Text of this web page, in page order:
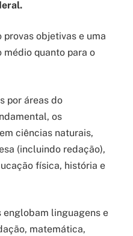
objetivas e uma
médio quanto para o
por áreas do
os
ciências naturais,
(incluindo redação),
física, história e
englobam linguagens e
matemática,